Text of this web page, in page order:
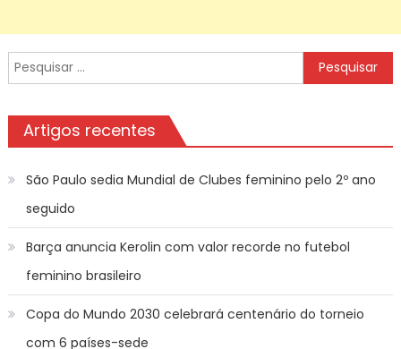
Pesquisar
por:
Artigos recentes
São Paulo sedia Mundial de Clubes feminino pelo 2º ano
seguido
Barça anuncia Kerolin com valor recorde no futebol
feminino brasileiro
Copa do Mundo 2030 celebrará centenário do torneio
com 6 países-sede